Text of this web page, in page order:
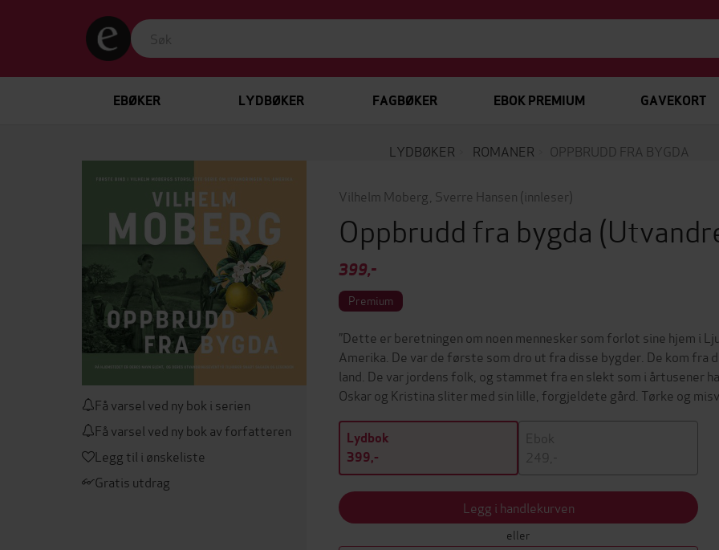
EBØKER LYDBØKER FAGBØKER EBOK PREMIUM GAVEKORT
LYDBØKER ROMANER OPPBRUDD FRA BYGDA
Få varsel ved ny bok i serien
Få varsel ved ny bok av forfatteren
Legg til i ønskeliste
Gratis utdrag
Vilhelm Moberg Sverre Hansen (innleser)
Oppbrudd fra bygda
399,-
Premium
”Dette er beretningen om noen mennesker som forlot sine hjem i
Amerika. De var de første som dro ut fra disse bygder. De kom fra
land. De var jordens folk, og stammet fra en slekt som i årtusener
Oskar og Kristina sliter med sin lille, forgjeldete gård. Tørke og
Lydbok
399,-
Ebok
249,-
Legg i handlekurven
eller